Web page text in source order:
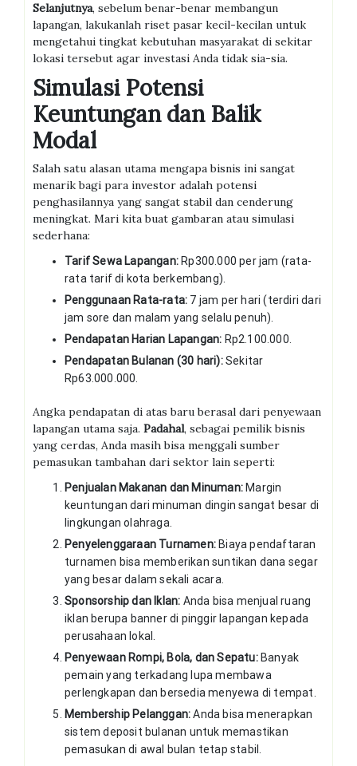
Selanjutnya, sebelum benar-benar membangun
lapangan, lakukanlah riset pasar kecil-kecilan untuk
mengetahui tingkat kebutuhan masyarakat di sekitar
lokasi tersebut agar investasi Anda tidak sia-sia.
Simulasi Potensi
Keuntungan dan Balik
Modal
Salah satu alasan utama mengapa bisnis ini sangat
menarik bagi para investor adalah potensi
penghasilannya yang sangat stabil dan cenderung
meningkat. Mari kita buat gambaran atau simulasi
sederhana:
Tarif Sewa Lapangan: Rp300.000 per jam (rata-
rata tarif di kota berkembang).
Penggunaan Rata-rata: 7 jam per hari (terdiri dari
jam sore dan malam yang selalu penuh).
Pendapatan Harian Lapangan: Rp2.100.000.
Pendapatan Bulanan (30 hari):Sekitar
Rp63.000.000.
Angka pendapatan di atas baru berasal dari penyewaan
lapangan utama saja. Padahal, sebagai pemilik bisnis
yang cerdas, Anda masih bisa menggali sumber
pemasukan tambahan dari sektor lain seperti:
Penjualan Makanan dan Minuman: Margin
keuntungan dari minuman dingin sangat besar di
lingkungan olahraga.
Penyelenggaraan Turnamen: Biaya pendaftaran
turnamen bisa memberikan suntikan dana segar
yang besar dalam sekali acara.
Sponsorship dan Iklan: Anda bisa menjual ruang
iklan berupa banner di pinggir lapangan kepada
perusahaan lokal.
Penyewaan Rompi, Bola, dan Sepatu:Banyak
pemain yang terkadang lupa membawa
perlengkapan dan bersedia menyewa di tempat.
Membership Pelanggan:Anda bisa menerapkan
sistem deposit bulanan untuk memastikan
pemasukan di awal bulan tetap stabil.